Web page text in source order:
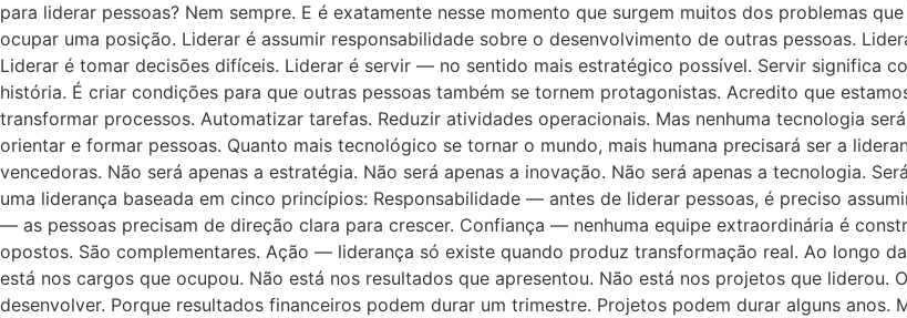
para liderar pessoas? Nem sempre. E é exatamente nesse momento que surgem muitos dos problemas
ocupar uma posição. Liderar é assumir responsabilidade sobre o desenvolvimento de outras pessoas.
Liderar é tomar decisões difíceis. Liderar é servir — no sentido mais estratégico possível. Servir significa
história. É criar condições para que outras pessoas também se tornem protagonistas. Acredito que
transformar processos. Automatizar tarefas. Reduzir atividades operacionais. Mas nenhuma tecnologia
orientar e formar pessoas. Quanto mais tecnológico se tornar o mundo, mais humana precisará ser a
vencedoras. Não será apenas a estratégia. Não será apenas a inovação. Não será apenas a tecnologia.
uma liderança baseada em cinco princípios: Responsabilidade — antes de liderar pessoas, é preciso
— as pessoas precisam de direção clara para crescer. Confiança — nenhuma equipe extraordinária é
opostos. São complementares. Ação — liderança só existe quando produz transformação real. Ao longo
está nos cargos que ocupou. Não está nos resultados que apresentou. Não está nos projetos que liderou.
desenvolver. Porque resultados financeiros podem durar um trimestre. Projetos podem durar alguns